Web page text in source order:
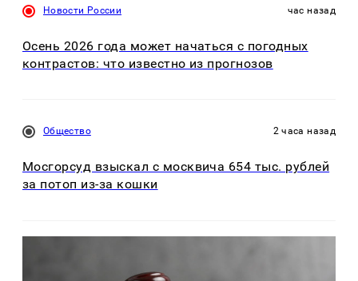
Новости России час назад
Осень 2026 года может начаться с погодных
контрастов: что известно из прогнозов
Общество 2 часа назад
Мосгорсуд взыскал с москвича 654 тыс. рублей
за потоп из-за кошки